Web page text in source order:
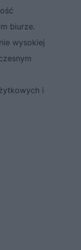
biurze.
wysokiej
i